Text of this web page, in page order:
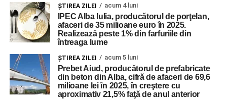
ŞTIREA ZILEI acum 4 luni
IPEC Alba Iulia, producătorul de porţelan,
afaceri de 35 milioane euro în 2025.
Realizează peste 1% din farfuriile din
întreaga lume
ŞTIREA ZILEI acum 5 luni
Prebet Aiud, producătorul de prefabricate
din beton din Alba, cifră de afaceri de 69,6
milioane lei în 2025, în creştere cu
aproximativ 21,5% faţă de anul anterior